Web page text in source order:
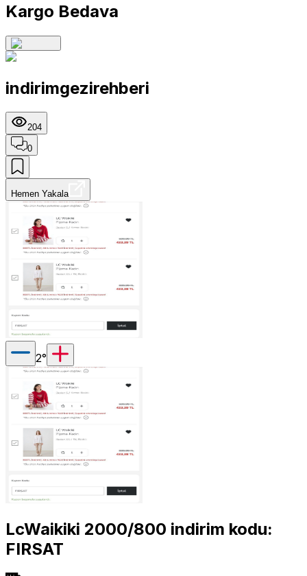
Kargo Bedava
indirimgezirehberi
204
0
Hemen Yakala
2°
LcWaikiki 2000/800 indirim kodu:
FIRSAT